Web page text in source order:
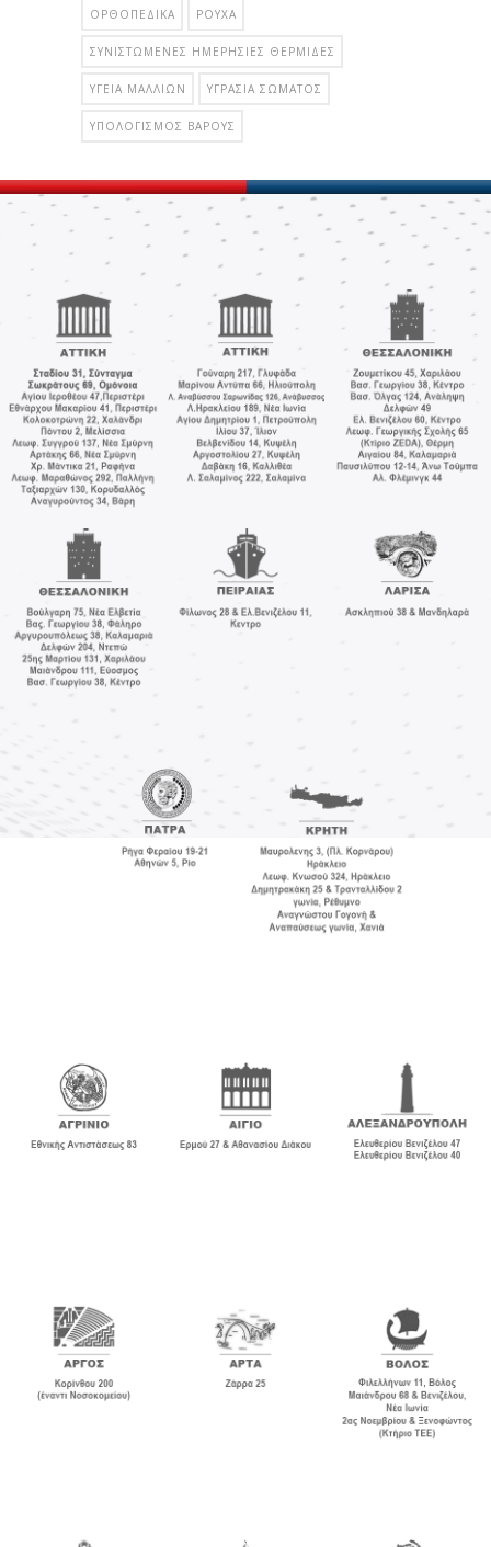
ΟΡΘΟΠΕΔΙΚΆ ΡΟΎΧΑ
ΣΥΝΙΣΤΏΜΕΝΕΣ ΗΜΕΡΉΣΙΕΣ ΘΕΡΜΊΔΕΣ
ΥΓΕΊΑ ΜΑΛΛΙΏΝ ΥΓΡΑΣΊΑ ΣΏΜΑΤΟΣ
ΥΠΟΛΟΓΙΣΜΌΣ ΒΆΡΟΥΣ